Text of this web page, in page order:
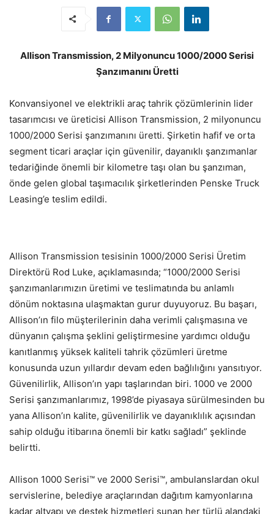
Allison Transmission, 2 Milyonuncu 1000/2000 Serisi
Şanzımanını Üretti
Konvansiyonel ve elektrikli araç tahrik çözümlerinin lider
tasarımcısı ve üreticisi Allison Transmission, 2 milyonuncu
1000/2000 Serisi şanzımanını üretti. Şirketin hafif ve orta
segment ticari araçlar için güvenilir, dayanıklı şanzımanlar
tedariğinde önemli bir kilometre taşı olan bu şanzıman,
önde gelen global taşımacılık şirketlerinden Penske Truck
Leasing’e teslim edildi.
Allison Transmission tesisinin 1000/2000 Serisi Üretim
Direktörü Rod Luke, açıklamasında; “1000/2000 Serisi
şanzımanlarımızın üretimi ve teslimatında bu anlamlı
dönüm noktasına ulaşmaktan gurur duyuyoruz. Bu başarı,
Allison’ın filo müşterilerinin daha verimli çalışmasına ve
dünyanın çalışma şeklini geliştirmesine yardımcı olduğu
kanıtlanmış yüksek kaliteli tahrik çözümleri üretme
konusunda uzun yıllardır devam eden bağlılığını yansıtıyor.
Güvenilirlik, Allison’ın yapı taşlarından biri. 1000 ve 2000
Serisi şanzımanlarımız, 1998’de piyasaya sürülmesinden bu
yana Allison’ın kalite, güvenilirlik ve dayanıklılık açısından
sahip olduğu itibarına önemli bir katkı sağladı” şeklinde
belirtti.
Allison 1000 Serisi™ ve 2000 Serisi™, ambulanslardan okul
servislerine, belediye araçlarından dağıtım kamyonlarına
kadar altyapı ve destek hizmetleri sunan her türlü alandaki